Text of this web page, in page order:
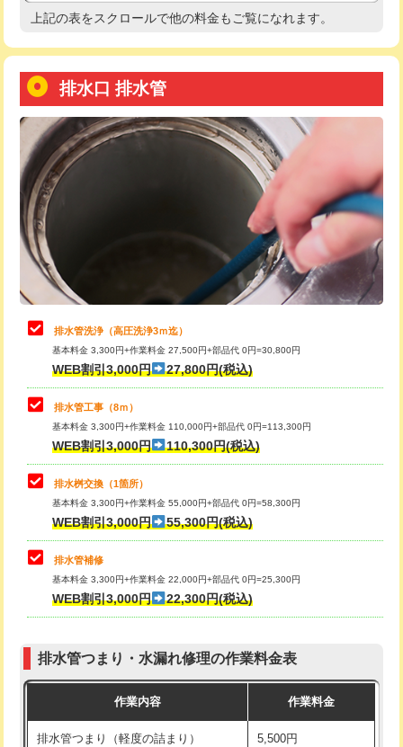
用/3ｍまで)
用（追加）/3ｍ超え)
給水管工事※（ライニング鋼管・銅
管・ポリ管・HT管使用/3ｍまで)
44,000円
給水管工事※（ライニング鋼管・銅
管・ポリ管・HT管使用/3ｍ超え)
+8,800円
排水管工事（土の掘削・埋め戻し作
業）
11,000円~
排水管工事（排水管工事/3ｍまで） 55,000円
排水管工事（追加 排水管工事/3ｍ超
え）
マス交換（土の掘削・埋め戻し作業）
マス交換（深さ50㎝未満）
マス交換（深さ50㎝以上） 66,000円
コンクリート斫り（厚さ10㎝まで）
コンクリート斫り（厚さ10㎝超え）
モルタル補修（厚さ10㎝まで）
モルタル補修（厚さ10㎝超え）
追加人工 16,500円
現場見積
高度高圧洗浄換 現地調査
トーラー機使用/3mまで
追加トーラー機使用/3m超え +3,300円
カメラ調査 33,000円
桝清掃 8,800円
止水・漏水調査・防水処理・清掃・修
理・調整・分解・加工など（軽作業）
11,000円
止水・漏水調査・防水処理・清掃・修
理・調整・分解・加工など（中作業）
22,000円
止水・漏水調査・防水処理・清掃・修
理・調整・分解・加工など（重作業）
33,000円
その他部品の脱着
交換・取付（タンク） 22,000円+材料費
交換・取付(単水栓（壁付・デッキ
式）)
交換・取付(混合水栓（壁付・デッキ
式・ワンホール）)
16,500円+材料費
交換・取付(排水栓・排水トラップ
交換・取付（その他部品） 11,000円+材料費
持込商品取付（単水栓） 13,200円
持込商品取付（混合水栓） 16,500円
上記の表をスクロールで他の料金もご覧になれます。
排水口 排水管
排水管洗浄（高圧洗浄3ｍ迄）
基本料金 3,300円+作業料金 27,500円+部品代 0円=30,800円
WEB割引3,000円 27,800円(税込)
排水管工事（8ｍ）
基本料金 3,300円+作業料金 110,000円+部品代 0円=113,300円
WEB割引3,000円 110,300円(税込)
排水桝交換（1箇所）
基本料金 3,300円+作業料金 55,000円+部品代 0円=58,300円
WEB割引3,000円 55,300円(税込)
排水管補修
基本料金 3,300円+作業料金 22,000円+部品代 0円=25,300円
WEB割引3,000円 22,300円(税込)
排水管つまり・水漏れ修理の作業料金表
作業内容 作業料金
排水管つまり（軽度の詰まり） 5,500円